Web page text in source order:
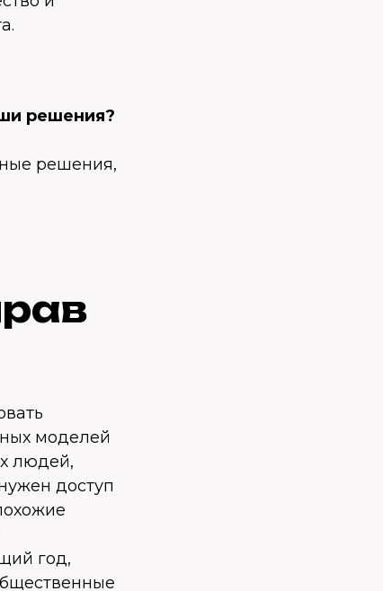
решения?
решения,
моделей
людей,
доступ
год,